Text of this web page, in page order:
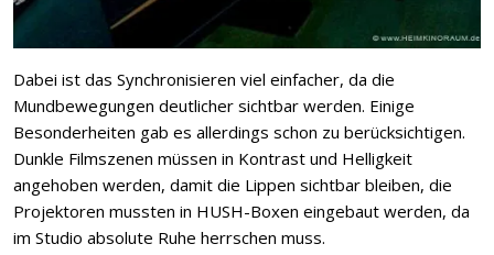
Dabei ist das Synchronisieren viel einfacher, da die
Mundbewegungen deutlicher sichtbar werden. Einige
Besonderheiten gab es allerdings schon zu berücksichtigen.
Dunkle Filmszenen müssen in Kontrast und Helligkeit
angehoben werden, damit die Lippen sichtbar bleiben, die
Projektoren mussten in HUSH-Boxen eingebaut werden, da
im Studio absolute Ruhe herrschen muss.